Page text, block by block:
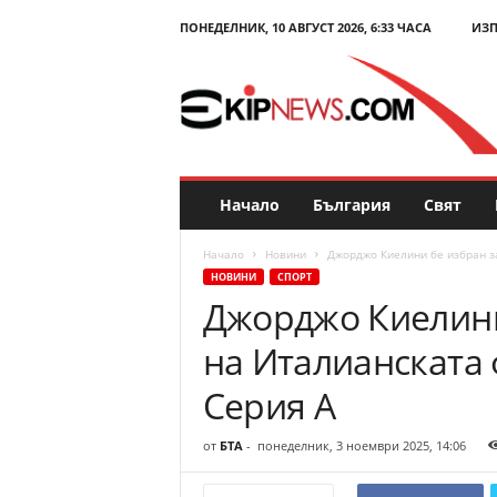
ПОНЕДЕЛНИК, 10 АВГУСТ 2026, 6:33 ЧАСА
E
p
N
и
Начало България Свят
Начало Новини Джорджо Киелини бе избран
НОВИНИ СПОРТ
Джорджо
на
Серия А
от БТА- понеделник, 3 ноември 2025, 14:06